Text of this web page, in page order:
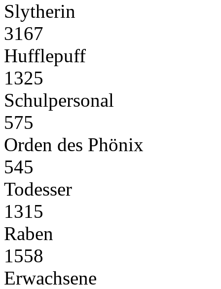
Slytherin
3167
Hufflepuff
1325
Schulpersonal
575
Orden des Phönix
545
Todesser
1315
Raben
1558
Erwachsene